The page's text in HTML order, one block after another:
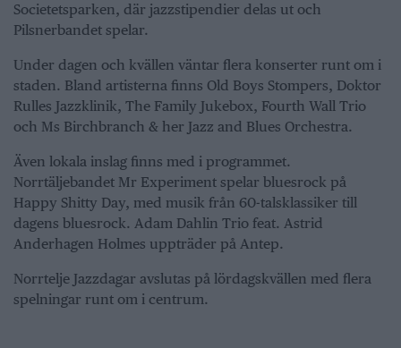
Societetsparken, där jazzstipendier delas ut och
Pilsnerbandet spelar.
Under dagen och kvällen väntar flera konserter runt om i
staden. Bland artisterna finns Old Boys Stompers, Doktor
Rulles Jazzklinik, The Family Jukebox, Fourth Wall Trio
och Ms Birchbranch & her Jazz and Blues Orchestra.
Även lokala inslag finns med i programmet.
Norrtäljebandet Mr Experiment spelar bluesrock på
Happy Shitty Day, med musik från 60-talsklassiker till
dagens bluesrock. Adam Dahlin Trio feat. Astrid
Anderhagen Holmes uppträder på Antep.
Norrtelje Jazzdagar avslutas på lördagskvällen med flera
spelningar runt om i centrum.